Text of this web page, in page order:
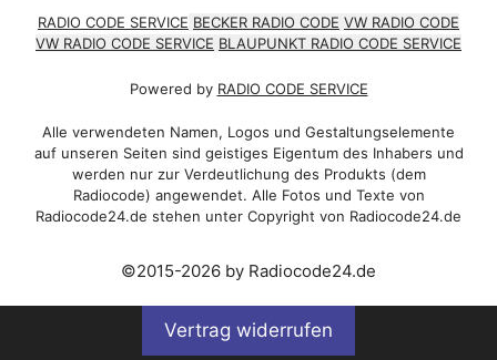
RADIO CODE SERVICE BECKER RADIO CODE VW RADIO CODE
VW RADIO CODE SERVICE BLAUPUNKT RADIO CODE SERVICE
Powered by RADIO CODE SERVICE
Alle verwendeten Namen, Logos und Gestaltungselemente
auf unseren Seiten sind geistiges Eigentum des Inhabers und
werden nur zur Verdeutlichung des Produkts (dem
Radiocode) angewendet. Alle Fotos und Texte von
Radiocode24.de stehen unter Copyright von Radiocode24.de
©2015-2026 by Radiocode24.de
Vertrag widerrufen